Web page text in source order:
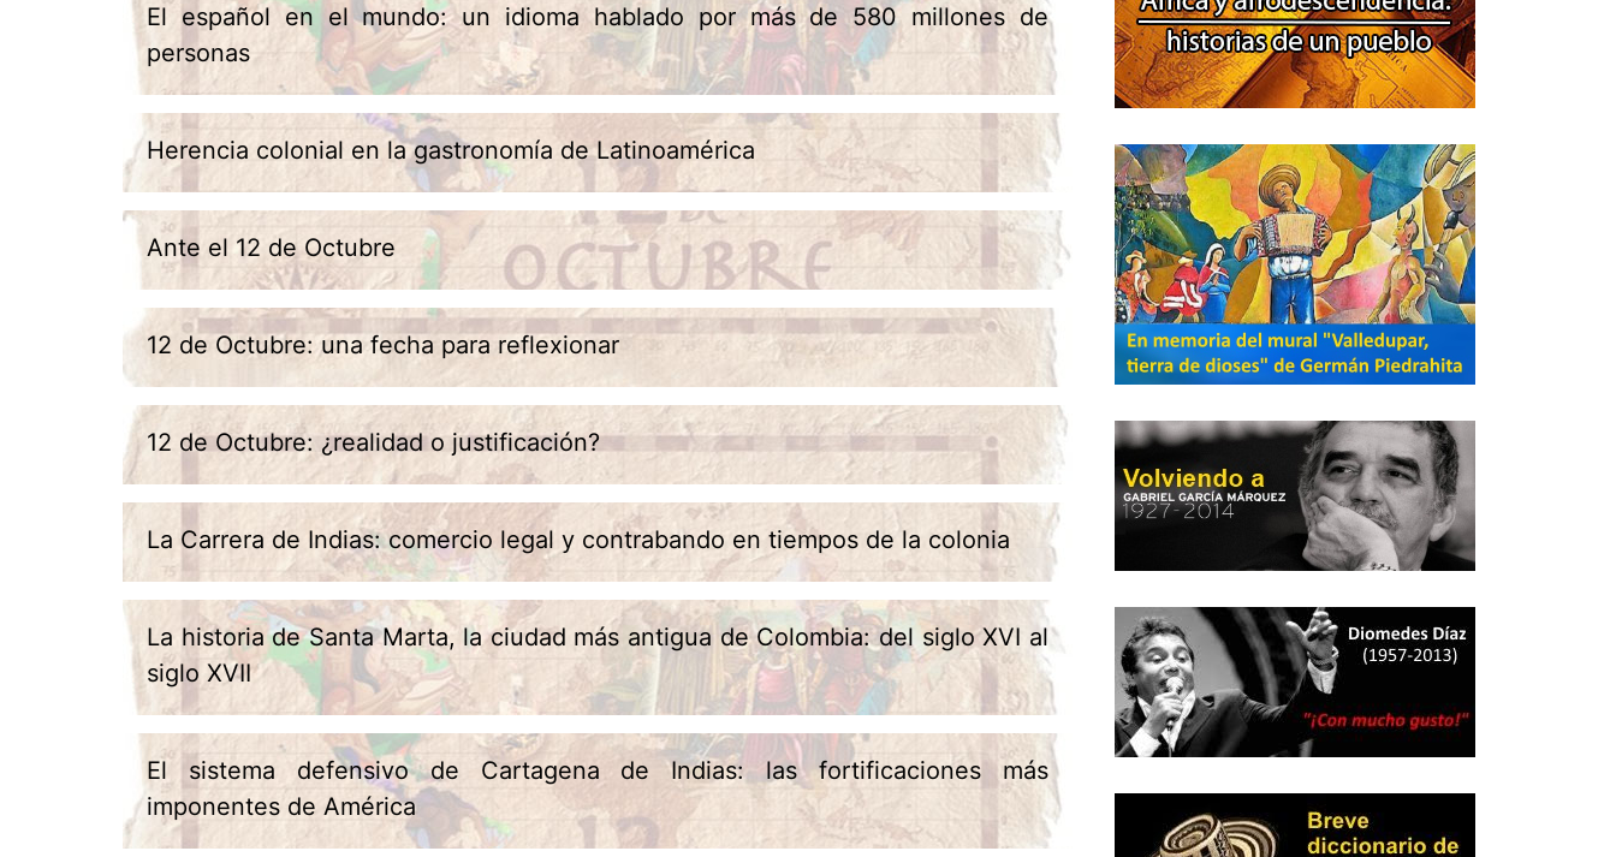
El español en el mundo: un idioma hablado por más de 580 millones de
personas
Herencia colonial en la gastronomía de Latinoamérica
Ante el 12 de Octubre
12 de Octubre: una fecha para reflexionar
12 de Octubre: ¿realidad o justificación?
La Carrera de Indias: comercio legal y contrabando en tiempos de la colonia
La historia de Santa Marta, la ciudad más antigua de Colombia: del siglo XVI al
siglo XVII
El sistema defensivo de Cartagena de Indias: las fortificaciones más
imponentes de América